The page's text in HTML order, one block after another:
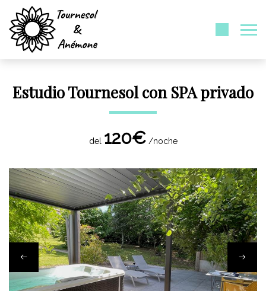
Estudio Tournesol con SPA privado
del 120€/noche